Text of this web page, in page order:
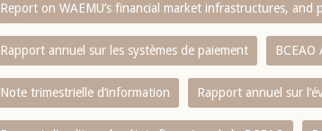
Report on WAEMU’s financial market infrastructures, and
Rapport annuel sur les systèmes de paiement BCEAO
Note trimestrielle d‘information Rapport annuel sur